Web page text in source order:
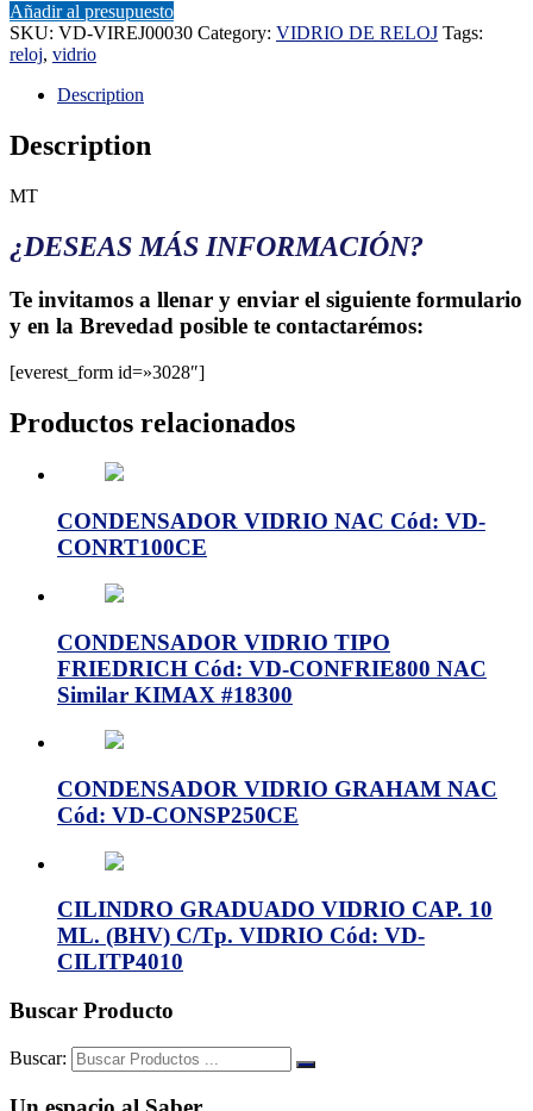
Añadir al presupuesto
SKU: VD-VIREJ00030 Category: VIDRIO DE RELOJ Tags:
reloj, vidrio
Description
Description
MT
¿DESEAS MÁS INFORMACIÓN?
Te invitamos a llenar y enviar el siguiente formulario
y en la Brevedad posible te contactarémos:
[everest_form id=»3028″]
Productos relacionados
CONDENSADOR VIDRIO NAC Cód: VD-
CONRT100CE
CONDENSADOR VIDRIO TIPO
FRIEDRICH Cód: VD-CONFRIE800 NAC
Similar KIMAX #18300
CONDENSADOR VIDRIO GRAHAM NAC
Cód: VD-CONSP250CE
CILINDRO GRADUADO VIDRIO CAP. 10
ML. (BHV) C/Tp. VIDRIO Cód: VD-
CILITP4010
Buscar Producto
Buscar: